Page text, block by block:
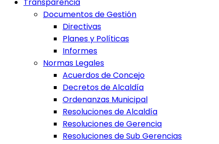
Transparencia
Documentos de Gestión
Directivas
Planes y Políticas
Informes
Normas Legales
Acuerdos de Concejo
Decretos de Alcaldía
Ordenanzas Municipal
Resoluciones de Alcaldía
Resoluciones de Gerencia
Resoluciones de Sub Gerencias